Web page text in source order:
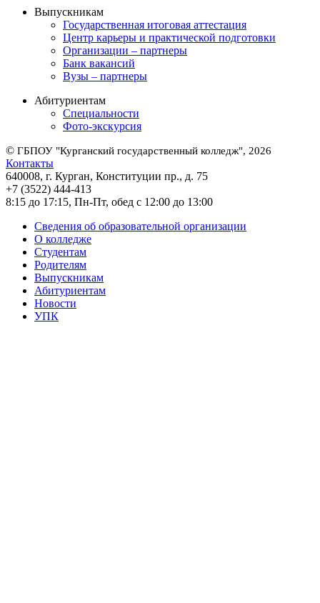
Выпускникам
Государственная итоговая аттестация
Центр карьеры и практической подготовки
Организации – партнеры
Банк вакансий
Вузы – партнеры
Абитуриентам
Специальности
Фото-экскурсия
© ГБПОУ "Курганский государственный колледж", 2026
Контакты
640008, г. Курган, Конституции пр., д. 75
+7 (3522) 444-413
8:15 до 17:15, Пн-Пт, обед с 12:00 до 13:00
Сведения об образовательной организации
О колледже
Студентам
Родителям
Выпускникам
Абитуриентам
Новости
УПК